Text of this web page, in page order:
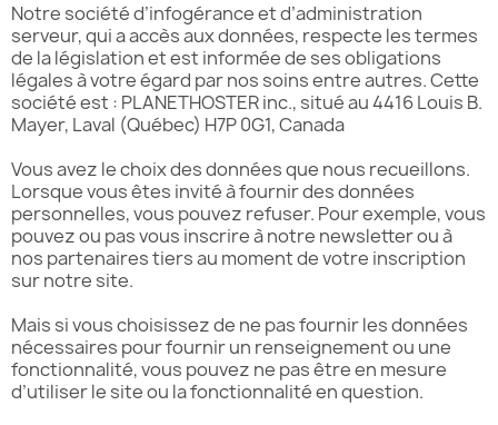
Notre société d’infogérance et d’administration
serveur, qui a accès aux données, respecte les termes
de la législation et est informée de ses obligations
légales à votre égard par nos soins entre autres. Cette
société est : PLANETHOSTER inc., situé au 4416 Louis B.
Mayer, Laval (Québec) H7P 0G1, Canada
Vous avez le choix des données que nous recueillons.
Lorsque vous êtes invité à fournir des données
personnelles, vous pouvez refuser. Pour exemple, vous
pouvez ou pas vous inscrire à notre newsletter ou à
nos partenaires tiers au moment de votre inscription
sur notre site.
Mais si vous choisissez de ne pas fournir les données
nécessaires pour fournir un renseignement ou une
fonctionnalité, vous pouvez ne pas être en mesure
d’utiliser le site ou la fonctionnalité en question.